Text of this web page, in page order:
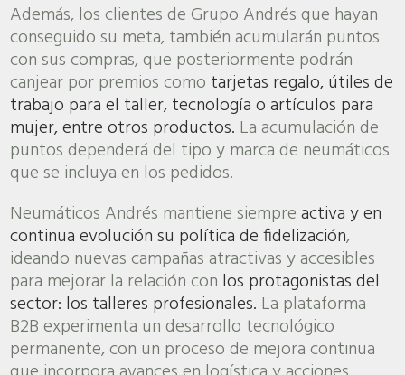
Además, los clientes de Grupo Andrés que hayan
conseguido su meta, también acumularán puntos
con sus compras, que posteriormente podrán
canjear por premios como tarjetas regalo, útiles de
trabajo para el taller, tecnología o artículos para
mujer, entre otros productos. La acumulación de
puntos dependerá del tipo y marca de neumáticos
que se incluya en los pedidos.
Neumáticos Andrés mantiene siempreactiva y en
continua evolución su política de fidelización,
ideando nuevas campañas atractivas y accesibles
para mejorar la relación con los protagonistas del
sector: los talleres profesionales. La plataforma
B2B experimenta un desarrollo tecnológico
permanente, con un proceso de mejora continua